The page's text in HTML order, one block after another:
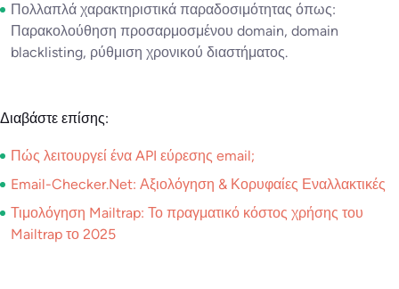
Πολλαπλά χαρακτηριστικά παραδοσιμότητας όπως:
Παρακολούθηση προσαρμοσμένου domain, domain
blacklisting, ρύθμιση χρονικού διαστήματος.
Διαβάστε επίσης:
Πώς λειτουργεί ένα API εύρεσης email;
Email-Checker.Net: Αξιολόγηση & Κορυφαίες Εναλλακτικές
Τιμολόγηση Mailtrap: Το πραγματικό κόστος χρήσης του
Mailtrap το 2025